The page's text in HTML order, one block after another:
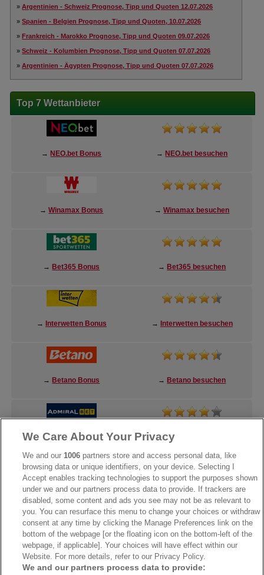
»Argentinien - Schweiz Prognose, Tipp und Quoten 12.07.2026
»Spanien - Belgien Prognose, Tipp und Quoten, 10.07.2026
»Frankreich - Marokko Prognose, Tipp und Quoten 09.07.2026
»Schweiz - Kolumbien Prognose, Tipp und Quoten 07.07.2026
»Argentinien - Ägypten Prognose, Tipp und Quoten 07.07.2026
Top 7 Wettanbieter
→ NEO.bet Bonus → NEO.bet besuchen
→Winamax Bonus →Winamax besuchen
→ Bet365 Bonus → Bet365 besuchen
→ Interwetten Bonus → Interwetten besuchen
→ Betano Bonus → Betano besuchen
→AdmiralBet Bonus →AdmiralBet besuchen
→Bwin Bonus →Bwin besuchen
We Care About Your Privacy
We and our1006 partners store and access personal data, like
browsing data or unique identifiers, on your device. Selecting I
Accept enables tracking technologies to support the purposes shown
under we and our partners process data to provide. If trackers are
disabled, some content and ads you see may not be as relevant to
you. You can resurface this menu to change your choices or withdraw
consent at any time by clicking the Manage Preferences link on the
bottom of the webpage [or the floating icon on the bottom-left of the
webpage, if applicable]. Your choices will have effect within our
Website. For more details, refer to our Privacy Policy.
We and our partners process data to provide: